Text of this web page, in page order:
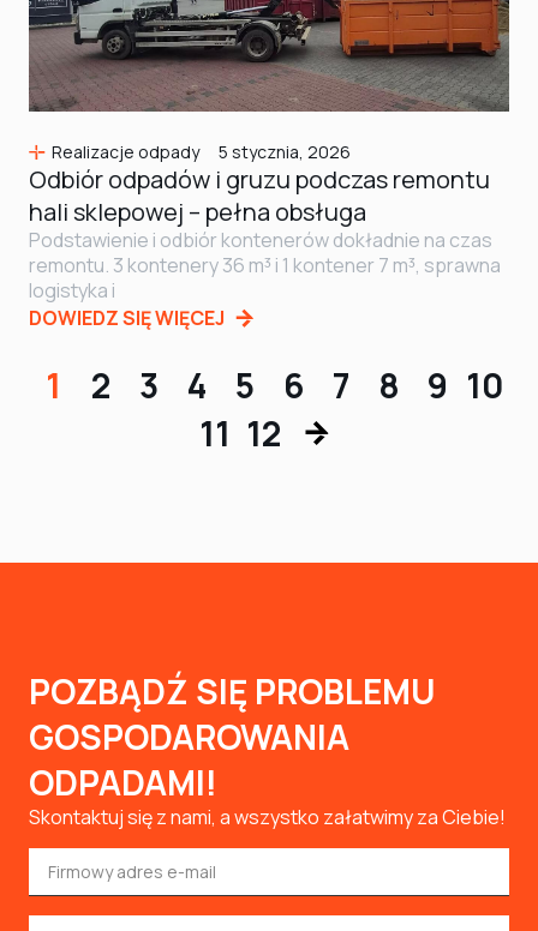
Realizacje odpady 5 stycznia, 2026
Odbiór odpadów i gruzu podczas remontu
hali sklepowej – pełna obsługa
Podstawienie i odbiór kontenerów dokładnie na czas
remontu. 3 kontenery 36 m³ i 1 kontener 7 m³, sprawna
logistyka i
DOWIEDZ SIĘ WIĘCEJ
1 2 3 4 5 6 7 8 9 10
11 12
POZBĄDŹ SIĘ PROBLEMU
GOSPODAROWANIA
ODPADAMI!
Skontaktuj się z nami, a wszystko załatwimy za Ciebie!